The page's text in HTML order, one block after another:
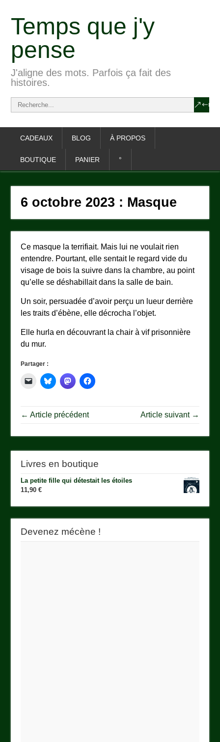
Temps que j'y
pense
J'aligne des mots. Parfois ça fait des
histoires.
CADEAUX BLOG À PROPOS
BOUTIQUE PANIER °
6 octobre 2023 : Masque
Ce masque la terrifiait. Mais lui ne voulait rien
entendre. Pourtant, elle sentait le regard vide du
visage de bois la suivre dans la chambre, au point
qu’elle se déshabillait dans la salle de bain.
Un soir, persuadée d’avoir perçu un lueur derrière
les traits d’ébène, elle décrocha l’objet.
Elle hurla en découvrant la chair à vif prisonnière
du mur.
Partager :
← Article précédent Article suivant →
Livres en boutique
La petite fille qui détestait les étoiles
11,90€
Devenez mécène !